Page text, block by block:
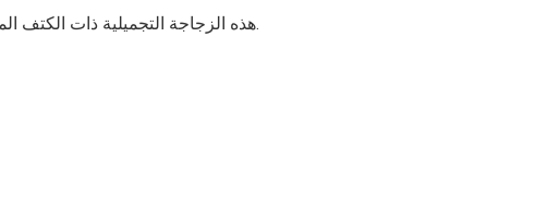
هذه الزجاجة التجميلية ذات الكتف المائل جميلة وعملية كهدايا فريدة ، يمكنك بيع المنتج للعناية الشخصية.